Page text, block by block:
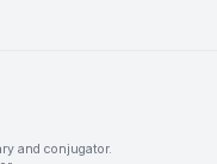
and conjugator.